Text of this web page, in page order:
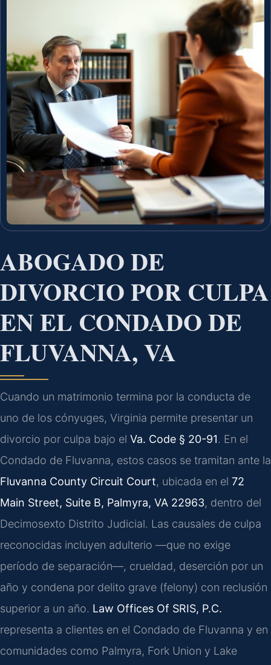
ABOGADO DE
DIVORCIO POR CULPA
EN EL CONDADO DE
FLUVANNA, VA
Cuando un matrimonio termina por la conducta de
uno de los cónyuges, Virginia permite presentar un
divorcio por culpa bajo el Va. Code § 20-91. En el
Condado de Fluvanna, estos casos se tramitan ante la
Fluvanna County Circuit Court, ubicada en el 72
Main Street, Suite B, Palmyra, VA 22963, dentro del
Decimosexto Distrito Judicial. Las causales de culpa
reconocidas incluyen adulterio —que no exige
período de separación—, crueldad, deserción por un
año y condena por delito grave (felony) con reclusión
superior a un año. Law Offices Of SRIS, P.C.
representa a clientes en el Condado de Fluvanna y en
comunidades como Palmyra, Fork Union y Lake